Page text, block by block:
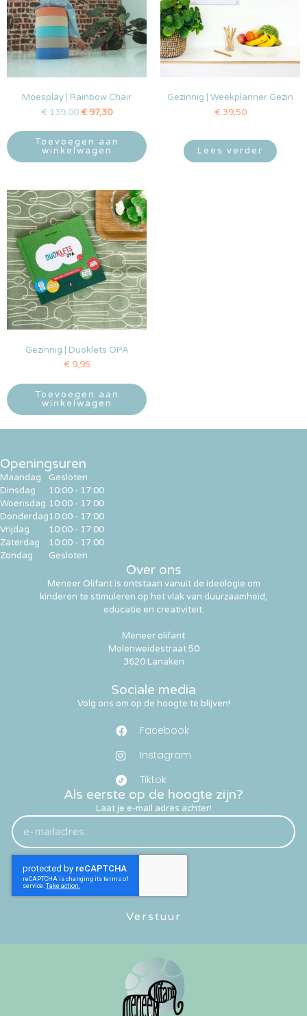
Moesplay | Rainbow Chair
€ 139,00€ 97,30
Toevoegen aan
winkelwagen
Gezinnig | Weekplanner Gezin
€ 39,50
Lees verder
Gezinnig | Duoklets OPA
€ 9,95
Toevoegen aan
winkelwagen
Als eerste op de hoogte zijn?
Laat je e-mail adres achter!
Verstuur
Sociale media
Volg ons om op de hoogte te blijven!
Facebook
Instagram
Tiktok
Over ons
Meneer Olifant is ontstaan vanuit de ideologie om
kinderen te stimuleren op het vlak van duurzaamheid,
educatie en creativiteit.
Meneer olifant
Molenweidestraat 50
3620 Lanaken
Openingsuren
Maandag
Dinsdag
Woensdag
Donderdag
Vrijdag
Zaterdag
Zondag
Gesloten
10:00 - 17:00
10:00 - 17:00
10:00 - 17:00
10:00 - 17:00
10:00 - 17:00
Gesloten